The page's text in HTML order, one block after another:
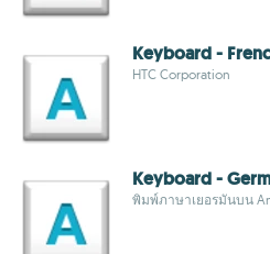
Keyboard -
HTC Corporation
Keyboard -
พิมพ์ภาษาเยอรมันบน